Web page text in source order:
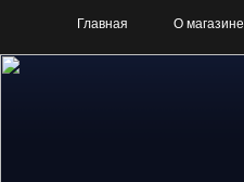
Главная О магазине